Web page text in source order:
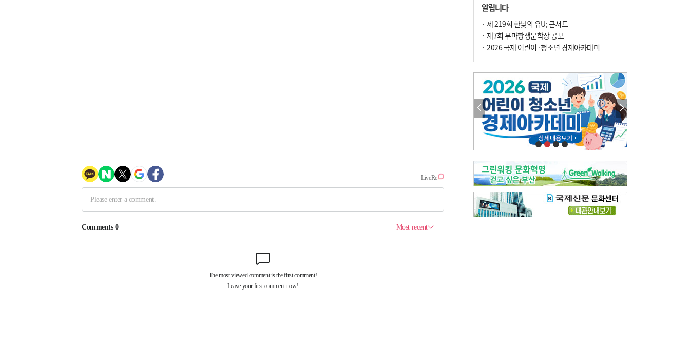
알립니다
· 제 219회 한낮의 유U; 콘서트
· 제7회 부마항쟁문학상 공모
· 2026 국제 어린이·청소년 경제아카데미